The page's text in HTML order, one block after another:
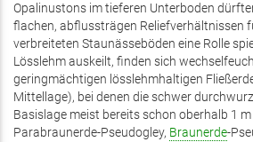
Opalinustons im tieferen Unterboden
flachen, abflussträgen Reliefverhältnissen
verbreiteten Staunässeböden eine Rolle
Lösslehm auskeilt, finden sich
geringmächtigen lösslehmhaltigen
Mittellage), bei denen die schwer
Basislage meist bereits schon oberhalb 1
Parabraunerde-Pseudogley, Braunerde-